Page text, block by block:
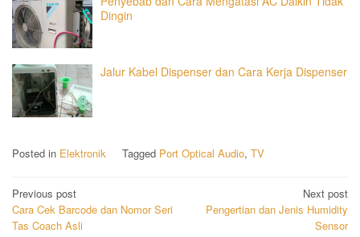
Dingin
Jalur Kabel Dispenser dan Cara Kerja Dispenser
Posted in Elektronik Tagged Port Optical Audio, TV
Post
navigation
Previous post
Cara Cek Barcode dan Nomor Seri
Tas Coach Asli
Next post
Pengertian dan Jenis Humidity
Sensor